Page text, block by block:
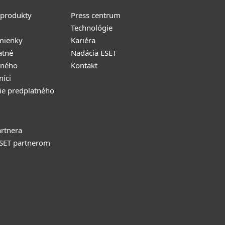
predplatného
partnerom
Press centrum
Technológie
Kariéra
Nadácia ESET
Kontakt